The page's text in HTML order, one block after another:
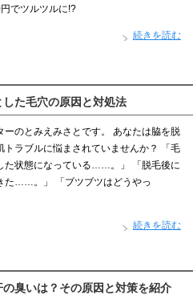
でツルツルに!?
続きを読む
た毛穴の原因と対処法
ーのとみえみさとです。 あなたは脇を脱
トラブルに悩まされていませんか？ 「毛
た状態になっている……。」 「脱毛後に
た……。」 「ブツブツはどうやっ
続きを読む
臭いは？その原因と対策を紹介